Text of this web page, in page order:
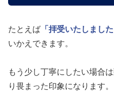
たとえば 「拝受いたしました
いかえできます。
もう少し丁寧にしたい場合
り畏まった印象になります。